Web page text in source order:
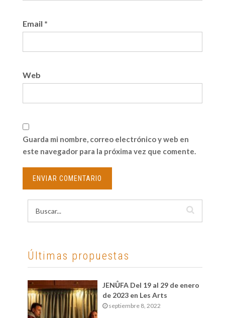
Email *
Web
Guarda mi nombre, correo electrónico y web en
este navegador para la próxima vez que comente.
Últimas propuestas
JENŮFA Del 19 al 29 de enero
de 2023 en Les Arts
septiembre 8, 2022